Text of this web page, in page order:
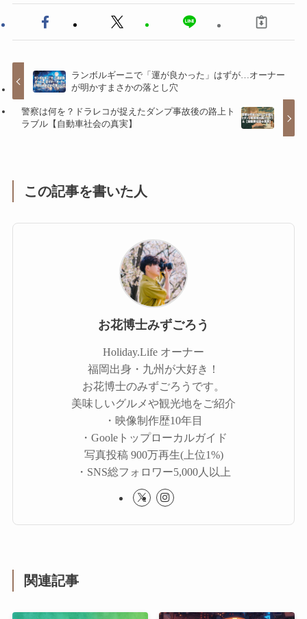
ランボルギーニで「運が良かった」はずが…オーナー
が明かすまさかの落とし穴
警察は何を？ドラレコが捉えたダンプ事故後の路上ト
ラブル【自動車社会の真実】
この記事を書いた人
お花博士みずごろう
Holiday.Life オーナー
福岡出身・九州が大好き！
お花博士のみずごろうです。
美味しいグルメや観光地をご紹介
・映像制作歴10年目
・Gooleトップローカルガイド
写真投稿 900万再生(上位1%)
・SNS総フォロワー5,000人以上
関連記事